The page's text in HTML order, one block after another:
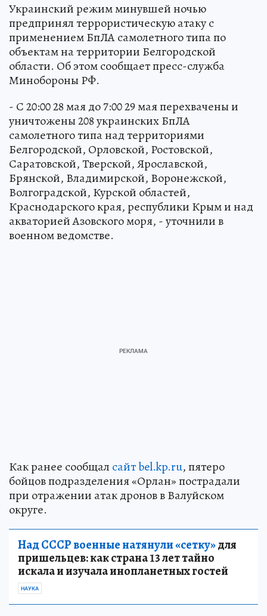
Украинский режим минувшей ночью
предпринял террористическую атаку с
применением БпЛА самолетного типа по
объектам на территории Белгородской
области. Об этом сообщает пресс-служба
Минобороны РФ.
- С 20:00 28 мая до 7:00 29 мая перехвачены и
уничтожены 208 украинских БпЛА
самолетного типа над территориями
Белгородской, Орловской, Ростовской,
Саратовской, Тверской, Ярославской,
Брянской, Владимирской, Воронежской,
Волгоградской, Курской областей,
Краснодарского края, республики Крым и над
акваторией Азовского моря, - уточнили в
военном ведомстве.
Как ранее сообщал сайт bel.kp.ru, пятеро
бойцов подразделения «Орлан» пострадали
при отражении атак дронов в Валуйском
округе.
Над СССР военные натянули «сетку»для
пришельцев: как страна 13 лет тайно
искала и изучала инопланетных гостей
НАУКА